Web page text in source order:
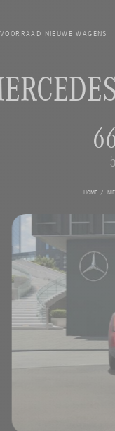
VOORRAAD NIEUWE WAGENS
HOME